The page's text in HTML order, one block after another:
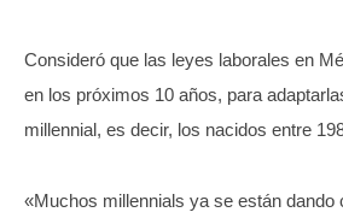
Consideró que las leyes laborales en
en los próximos 10 años, para
millennial, es decir, los nacidos entre
«Muchos millennials ya se están dando